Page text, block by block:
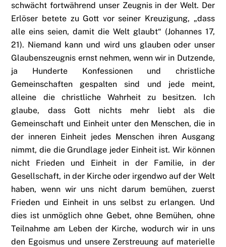
schwächt fortwährend unser Zeugnis in der Welt. Der
Erlöser betete zu Gott vor seiner Kreuzigung, „dass
alle eins seien, damit die Welt glaubt“ (Johannes 17,
21). Niemand kann und wird uns glauben oder unser
Glaubenszeugnis ernst nehmen, wenn wir in Dutzende,
ja Hunderte Konfessionen und christliche
Gemeinschaften gespalten sind und jede meint,
alleine die christliche Wahrheit zu besitzen. Ich
glaube, dass Gott nichts mehr liebt als die
Gemeinschaft und Einheit unter den Menschen, die in
der inneren Einheit jedes Menschen ihren Ausgang
nimmt, die die Grundlage jeder Einheit ist. Wir können
nicht Frieden und Einheit in der Familie, in der
Gesellschaft, in der Kirche oder irgendwo auf der Welt
haben, wenn wir uns nicht darum bemühen, zuerst
Frieden und Einheit in uns selbst zu erlangen. Und
dies ist unmöglich ohne Gebet, ohne Bemühen, ohne
Teilnahme am Leben der Kirche, wodurch wir in uns
den Egoismus und unsere Zerstreuung auf materielle